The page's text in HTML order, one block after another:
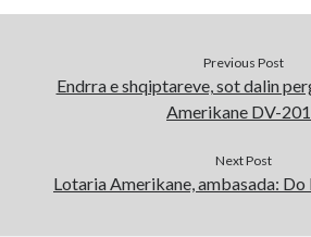
Previous Post
Endrra e shqiptareve, sot dalin
Amerikane DV-
Next Post
Lotaria Amerikane, ambasada: